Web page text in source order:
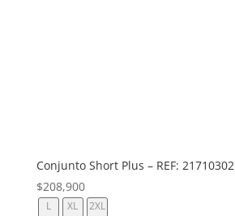
Conjunto Short Plus – REF: 21710302
$208,900
L XL 2XL